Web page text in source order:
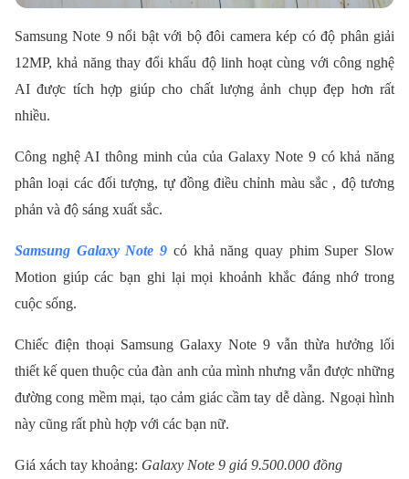
Samsung Note 9 nổi bật với bộ đôi camera kép có độ phân giải
12MP, khả năng thay đổi khẩu độ linh hoạt cùng với công nghệ
AI được tích hợp giúp cho chất lượng ảnh chụp đẹp hơn rất
nhiều.
Công nghệ AI thông minh của của Galaxy Note 9 có khả năng
phân loại các đối tượng, tự đồng điều chỉnh màu sắc , độ tương
phản và độ sáng xuất sắc.
Samsung Galaxy Note 9 có khả năng quay phim Super Slow
Motion giúp các bạn ghi lại mọi khoảnh khắc đáng nhớ trong
cuộc sống.
Chiếc điện thoại Samsung Galaxy Note 9 vẫn thừa hưởng lối
thiết kế quen thuộc của đàn anh của mình nhưng vẫn được những
đường cong mềm mại, tạo cảm giác cầm tay dễ dàng. Ngoại hình
này cũng rất phù hợp với các bạn nữ.
Giá xách tay khoảng: Galaxy Note 9 giá 9.500.000 đồng